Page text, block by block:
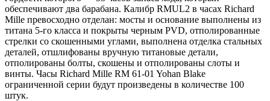
обеспечивают два барабана. Калибр RMUL2 в часах Richard
Mille превосходно отделан: мосты и основание выполнены из
титана 5-го класса и покрыты черным PVD, отполированные
стрелки со скошенными углами, выполнена отделка стальных
деталей, отшлифованы вручную титановые детали,
отполированы болты, скошены и отполированы слоты и
винты. Часы Richard Mille RM 61-01 Yohan Blake
ограниченной серии будут произведены в количестве 100
штук.